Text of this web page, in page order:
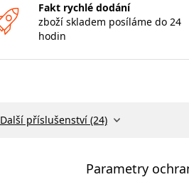
Fakt rychlé dodání
zboží skladem posíláme do 24
hodin
Další příslušenství (24)
Parametry